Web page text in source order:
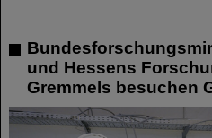
und Hessens
Gremmels besuchen